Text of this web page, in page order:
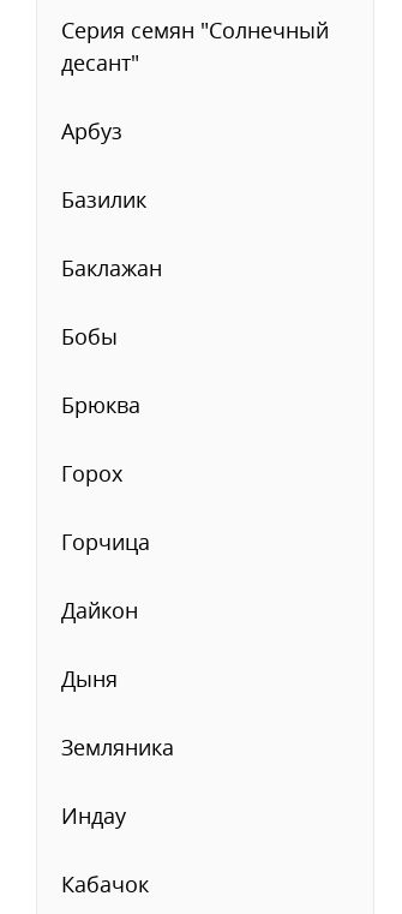
Серия семян "Солнечный
десант"
Арбуз
Базилик
Баклажан
Бобы
Брюква
Горох
Горчица
Дайкон
Дыня
Земляника
Индау
Кабачок